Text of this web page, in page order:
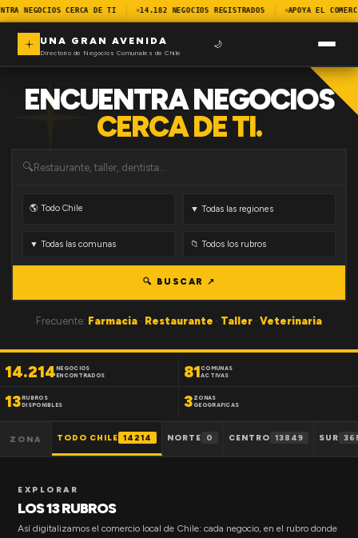
NEGOCIOS CERCA DE TI 14.182 NEGOCIOS REGISTRADOS APOYA EL
UNA GRAN AVENIDA
Directorio de Negocios Comunales de Chile
🌙
ENCUENTRA NEGOCIOS
CERCA DE TI.
🔍
🔍 BUSCAR ↗
Frecuente: Farmacia · Restaurante · Taller · Veterinaria
14.214NEGOCIOS
ENCONTRADOS
81 COMUNAS
ACTIVAS
13RUBROS
DISPONIBLES
3 ZONAS
GEOGRAFICAS
ZONA TODO CHILE 14214 NORTE 0 CENTRO 13849 SUR
EXPLORAR
LOS 13 RUBROS
Así digitalizamos el comercio local de Chile: cada negocio, en el rubro donde